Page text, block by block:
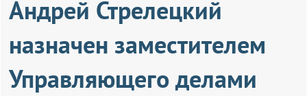
Андрей Стрелецкий
назначен заместителем
Управляющего делами